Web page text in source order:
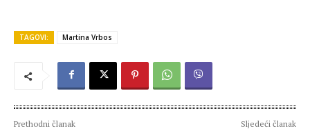
TAGOVI: Martina Vrbos
Prethodni članak Sljedeći članak